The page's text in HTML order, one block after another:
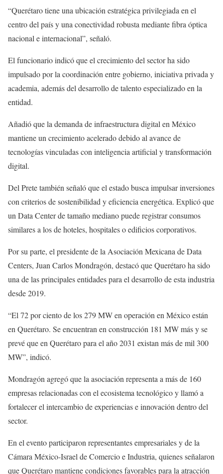
“Querétaro tiene una ubicación estratégica privilegiada en el
centro del país y una conectividad robusta mediante fibra óptica
nacional e internacional”, señaló.
El funcionario indicó que el crecimiento del sector ha sido
impulsado por la coordinación entre gobierno, iniciativa privada y
academia, además del desarrollo de talento especializado en la
entidad.
Añadió que la demanda de infraestructura digital en México
mantiene un crecimiento acelerado debido al avance de
tecnologías vinculadas con inteligencia artificial y transformación
digital.
Del Prete también señaló que el estado busca impulsar inversiones
con criterios de sostenibilidad y eficiencia energética. Explicó que
un Data Center de tamaño mediano puede registrar consumos
similares a los de hoteles, hospitales o edificios corporativos.
Por su parte, el presidente de la Asociación Mexicana de Data
Centers, Juan Carlos Mondragón, destacó que Querétaro ha sido
una de las principales entidades para el desarrollo de esta industria
desde 2019.
“El 72 por ciento de los 279 MW en operación en México están
en Querétaro. Se encuentran en construcción 181 MW más y se
prevé que en Querétaro para el año 2031 existan más de mil 300
MW”, indicó.
Mondragón agregó que la asociación representa a más de 160
empresas relacionadas con el ecosistema tecnológico y llamó a
fortalecer el intercambio de experiencias e innovación dentro del
sector.
En el evento participaron representantes empresariales y de la
Cámara México-Israel de Comercio e Industria, quienes señalaron
que Querétaro mantiene condiciones favorables para la atracción